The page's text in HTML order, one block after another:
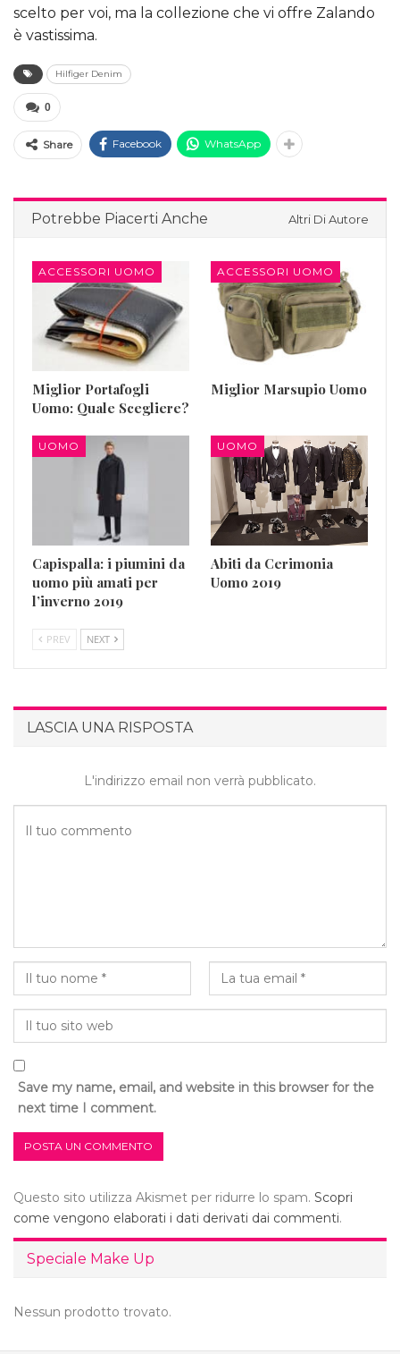
scelto per voi, ma la collezione che vi offre Zalando
è vastissima.
Hilfiger Denim
0
Share Facebook WhatsApp
Potrebbe Piacerti Anche Altri Di Autore
ACCESSORI UOMO
Miglior Portafogli
Uomo: Quale Scegliere?
ACCESSORI UOMO
Miglior Marsupio Uomo
UOMO
Capispalla: i piumini da
uomo più amati per
l’inverno 2019
UOMO
Abiti da Cerimonia
Uomo 2019
PREV NEXT
LASCIA UNA RISPOSTA
L'indirizzo email non verrà pubblicato.
Save my name, email, and website in this browser for the
next time I comment.
Questo sito utilizza Akismet per ridurre lo spam. Scopri
come vengono elaborati i dati derivati dai commenti.
Speciale Make Up
Nessun prodotto trovato.